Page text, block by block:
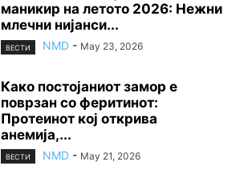
маникир на летото 2026: Нежни
млечни нијанси...
ВЕСТИ NMD - May 23, 2026
Како постојаниот замор е
поврзан со феритинот:
Протеинот кој открива
анемија,...
ВЕСТИ NMD - May 21, 2026